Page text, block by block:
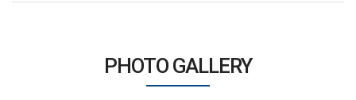
PHOTO GALLERY